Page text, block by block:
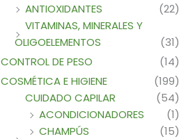
ANTIOXIDANTES
(22)
VITAMINAS, MINERALES Y
OLIGOELEMENTOS
(31)
CONTROL DE PESO
(14)
COSMÉTICA E HIGIENE
(199)
CUIDADO CAPILAR
(54)
ACONDICIONADORES
(1)
CHAMPÚS
(15)